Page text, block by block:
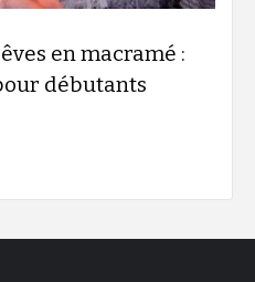
en macramé :
débutants